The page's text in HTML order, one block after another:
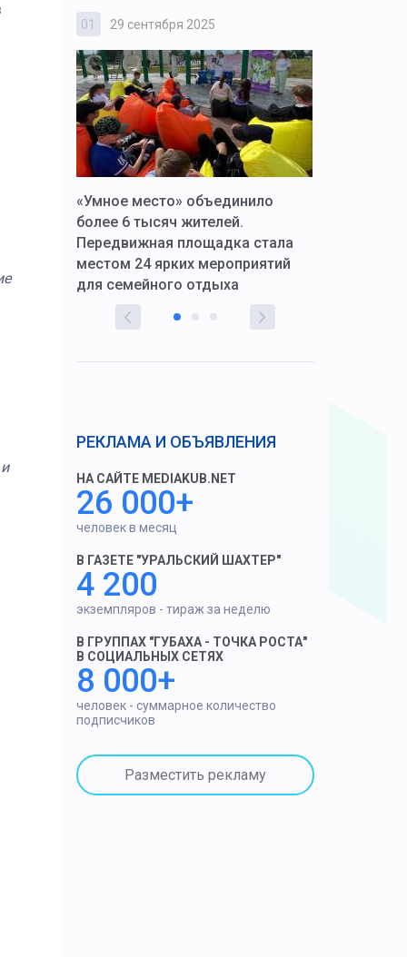
01 29 сентября 2025
«Умное место» объединило
более 6 тысяч жителей.
Передвижная площадка стала
местом 24 ярких мероприятий
для семейного отдыха
РЕКЛАМА И ОБЪЯВЛЕНИЯ
НА САЙТЕ MEDIAKUB.NET
26 000+
человек в месяц
В ГАЗЕТЕ "УРАЛЬСКИЙ ШАХТЕР"
4 200
экземпляров - тираж за неделю
В ГРУППАХ "ГУБАХА - ТОЧКА РОСТА"
В СОЦИАЛЬНЫХ СЕТЯХ
8 000+
человек - суммарное количество
подписчиков
Разместить рекламу